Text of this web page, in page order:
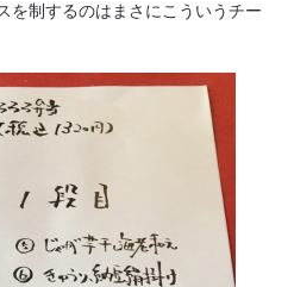
を制するのはまさにこういうチー